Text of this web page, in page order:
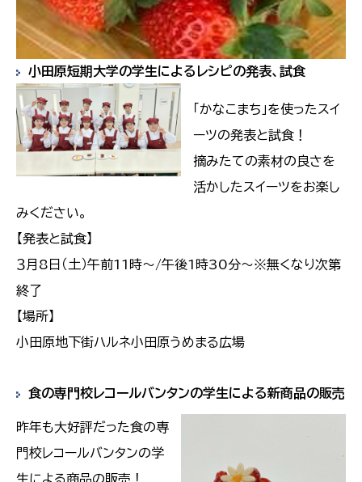
小田原短期大学の学生によるレシピの発表、試食
「かなこまち」を使ったスイ
ーツの発表と試食！
摘みたての素材の良さを
活かしたスイーツをお楽し
みください。
【発表と試食】
３月8日（土）午前11時～/午後1時30分～※無くなり次第
終了
【場所】
小田原地下街ハルネ小田原うめまる広場
食の専門校レコールバンタンの学生による新商品の販売
昨年も大好評だった食の専
門校レコールバンタンの学
生による商品の販売！